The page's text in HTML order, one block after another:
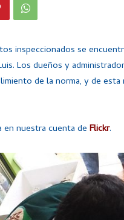
inspeccionados se
Los dueños y
de la norma, y de
en nuestra cuenta de Flickr.